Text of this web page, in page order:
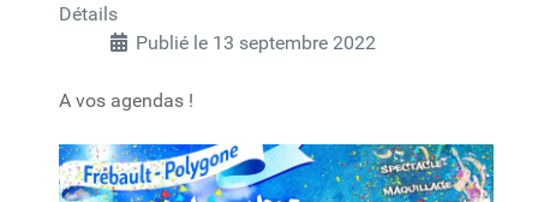
Détails
Publié le 13 septembre 2022
A vos agendas !